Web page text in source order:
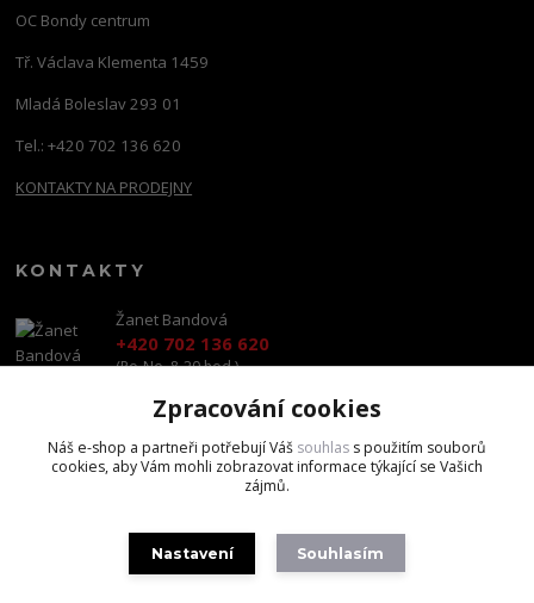
OC Bondy centrum
Tř. Václava Klementa 1459
Mladá Boleslav 293 01
Tel.: +420 702 136 620
KONTAKTY NA PRODEJNY
KONTAKTY
Žanet Bandová
+420 702 136 620
(Po-Ne, 8-20 hod.)
shop@brandscapital.cz
Zpracování cookies
Náš e-shop a partneři potřebují Váš souhlas s použitím souborů
cookies, aby Vám mohli zobrazovat informace týkající se Vašich
zájmů.
Nastavení Souhlasím